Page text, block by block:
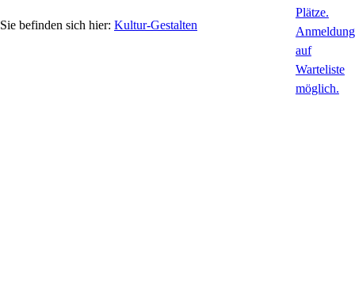
Kultur-Gestalten